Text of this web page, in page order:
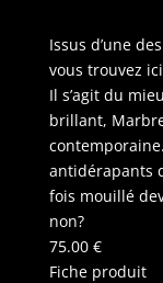
Issus d’une
vous trouvez
Il s’agit du
brillant,
antidérapants
fois mouillé
non?
75.00 €
Fiche produit